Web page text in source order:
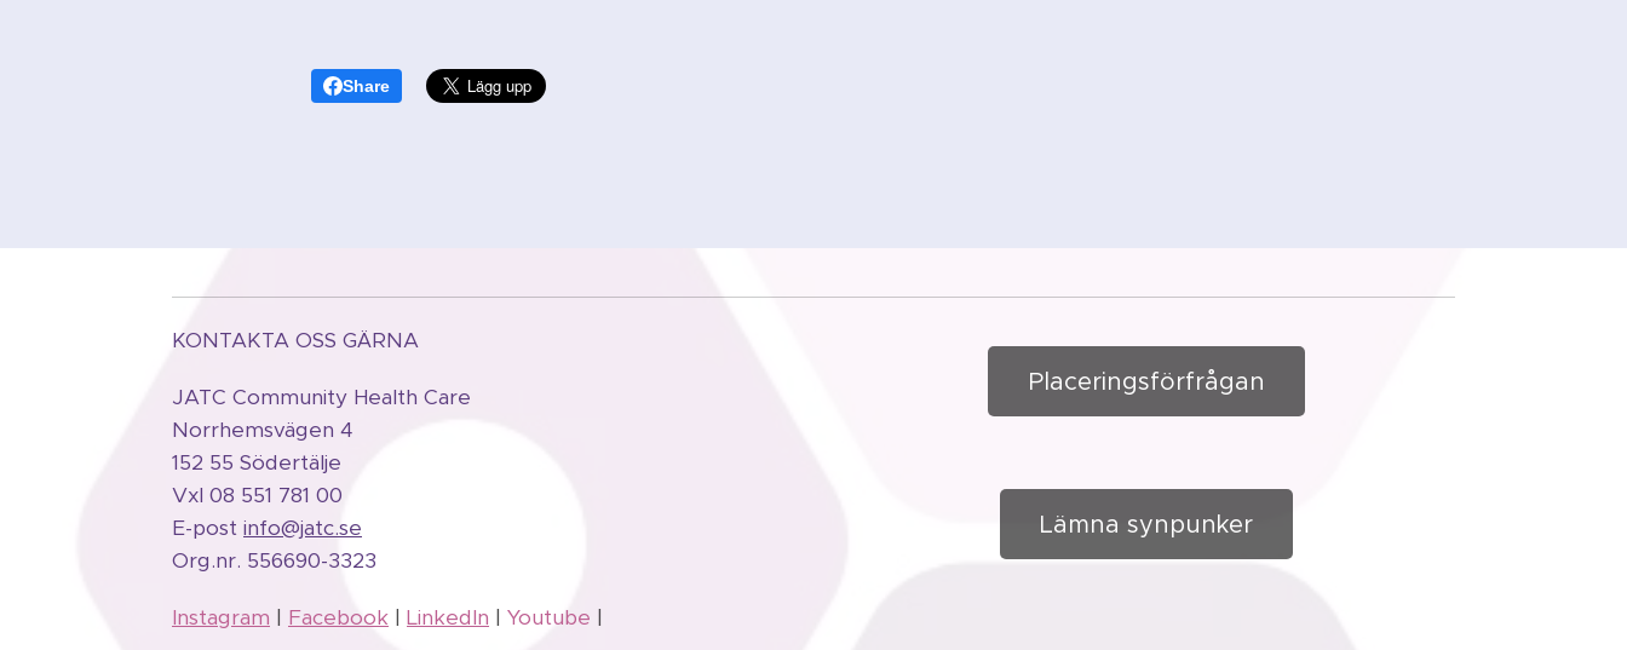
Share
KONTAKTA OSS GÄRNA
JATC Community Health Care
Norrhemsvägen 4
152 55 Södertälje
Vxl 08 551 781 00
E-post info@jatc.se
Org.nr. 556690-3323
Instagram | Facebook | LinkedIn | Youtube |
Placeringsförfrågan
Lämna synpunker